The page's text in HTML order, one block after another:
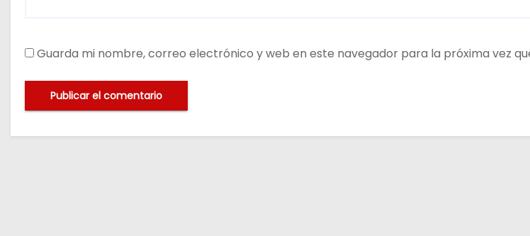
Guarda mi nombre, correo electrónico y web en este navegador para la próxima vez